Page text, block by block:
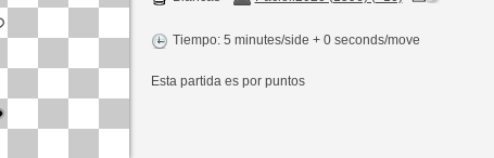
Tiempo: 5 minutes/side + 0 seconds/move
Esta partida es por puntos